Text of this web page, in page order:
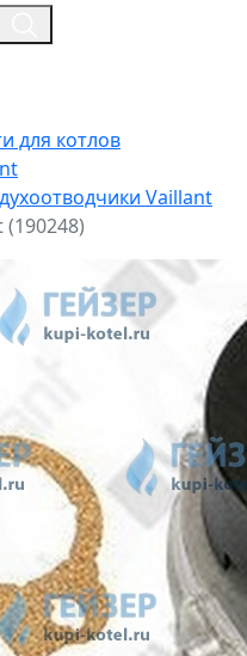
для котлов
Vaillant
(190248)